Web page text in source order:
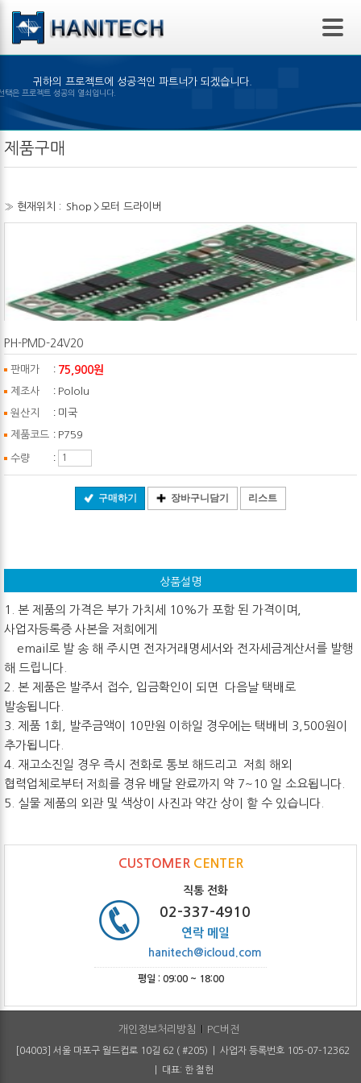
본문 바로가기
귀하의 프로젝트에 성공적인 파트너가 되겠습니다.
제품의 선택은 프로젝트 성공의 열쇠입니다.
제품구매
» 현재위치 : Shop >모터 드라이버
PH-PMD-24V20
판매가 : 75,900원
제조사 : Pololu
원산지 : 미국
제품코드 : P759
수량 :
구매하기 장바구니담기 리스트
상품설명
1. 본 제품의 가격은 부가 가치세 10%가 포함 된 가격이며,
사업자등록증 사본을 저희에게
email로 발 송 해 주시면 전자거래명세서와 전자세금계산서를 발행
해 드립니다.
2. 본 제품은 발주서 접수, 입금확인이 되면 다음날 택배로
발송됩니다.
3. 제품 1회, 발주금액이 10만원 이하일 경우에는 택배비 3,500원이
추가됩니다.
4. 재고소진일 경우 즉시 전화로 통보 해드리고 저희 해외
협력업체로부터 저희를 경유 배달 완료까지 약 7~10 일 소요됩니다.
5. 실물 제품의 외관 및 색상이 사진과 약간 상이 할 수 있습니다.
CUSTOMER CENTER
직통 전화
02-337-4910
연락 메일
hanitech@icloud.com
평일 : 09:00 ~ 18:00
개인정보처리방침 PC버전
[04003] 서울 마포구 월드컵로 10길 62 ( #205) | 사업자 등록번호 105-07-12362
| 대표: 한 철헌